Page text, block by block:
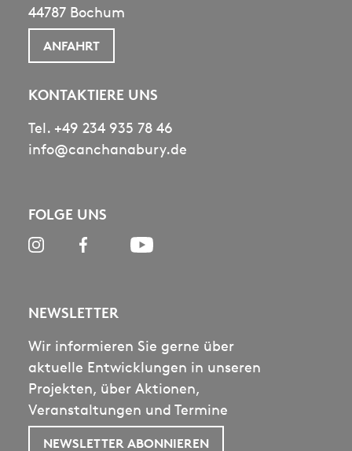
44787 Bochum
ANFAHRT
KONTAKTIERE UNS
Tel. +49 234 935 78 46
info@canchanabury.de
FOLGE UNS
NEWSLETTER
Wir informieren Sie gerne über
aktuelle Entwicklungen in unseren
Projekten, über Aktionen,
Veranstaltungen und Termine
NEWSLETTER ABONNIEREN